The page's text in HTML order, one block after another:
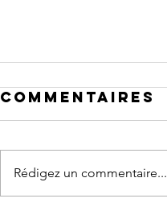
Commentaires
Rédigez un commentaire...